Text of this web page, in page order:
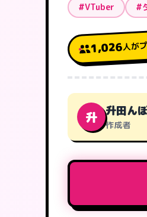
#VTuber #
1,026人が
升 升田ん
作成者